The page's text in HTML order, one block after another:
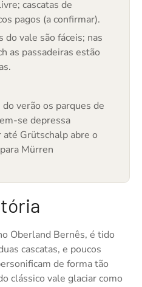
cascatas de
pagos (a confirmar).
do vale são fáceis; nas
as passadeiras estão
verão os parques de
se depressa
Grütschalp abre o
Mürren
Oberland Bernês, é tido
cascatas, e poucos
de forma tão
clássico vale glaciar como